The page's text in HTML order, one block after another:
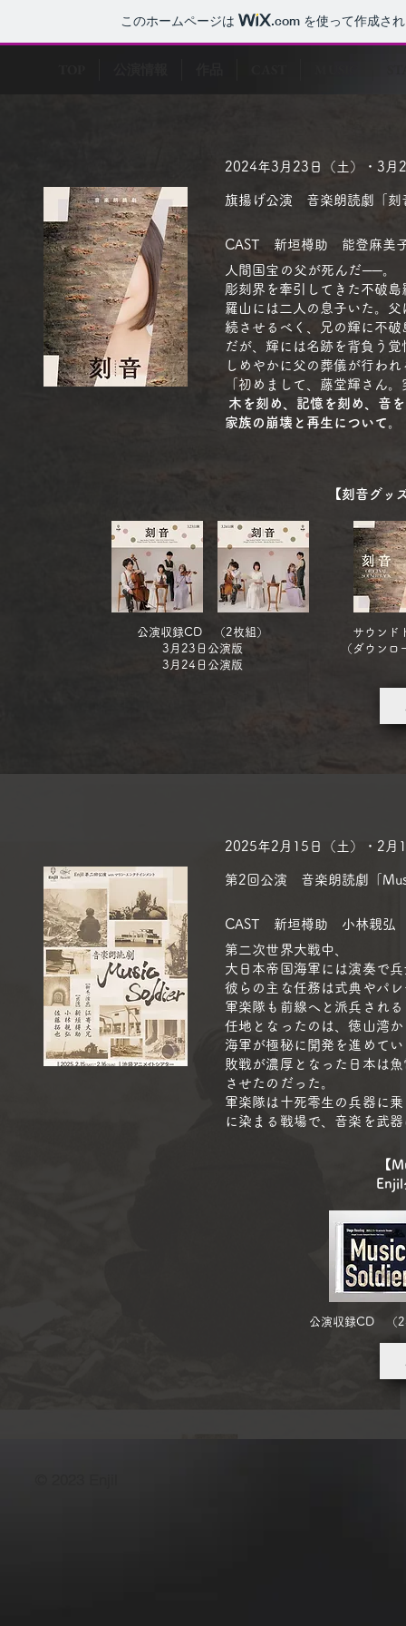
このホームページは .com を使って作成さ
2024年3月23日（土）・3
旗揚げ公演 音楽朗読劇「刻
​CAST 新垣樽助 能登麻美
人間国宝の父が死んだ──。
彫刻界を牽引してきた不破
羅山には二人の息子いた。 父
続させるべく、
兄の輝に不
だが、輝には名跡を背負う
しめやかに父の葬儀が行わ
「初めまして、藤堂輝さん
木を刻め、記憶を刻め、音
家族の崩壊と再生について。
【刻音グッ
公演収録CD （2枚組）
3月23日公演版
3月24日公演版
サウンド
（ダウンロ
2025年2月15日（土）・2
第2回公演 音楽朗読劇「
​CAST 新垣樽助 小林親
第二次世界大戦中、
大日本帝国海軍には演奏で
彼らの主な任務は式典やパ
軍楽隊も前線へと派兵され
任地となったのは、徳山湾
海軍が極秘に開発を進めて
敗戦が濃厚となった日本は
させたのだった。
軍楽隊は十死零生の兵器に
に染まる戦場で、音楽を武
【
Enjil
公演収録CD （2